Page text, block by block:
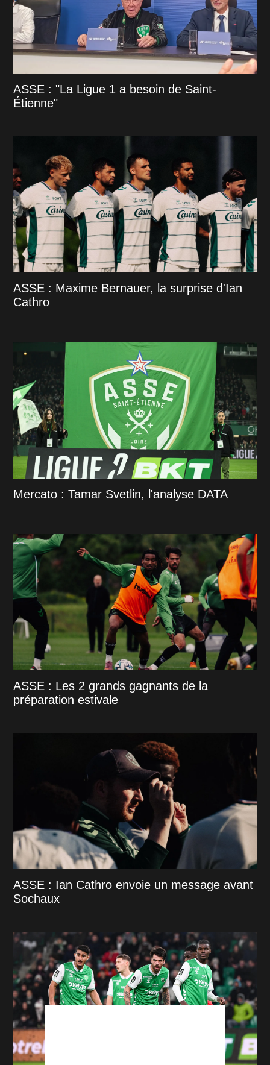
ASSE : "La Ligue 1 a besoin de Saint-
Étienne"
ASSE : Maxime Bernauer, la surprise d'Ian
Cathro
Mercato : Tamar Svetlin, l'analyse DATA
ASSE : Les 2 grands gagnants de la
préparation estivale
ASSE : Ian Cathro envoie un message avant
Sochaux